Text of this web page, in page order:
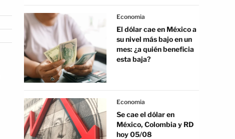
Economia
El dólar cae en México a
su nivel más bajo en un
mes: ¿a quién beneficia
esta baja?
Economia
Se cae el dólar en
México, Colombia y RD
hoy 05/08